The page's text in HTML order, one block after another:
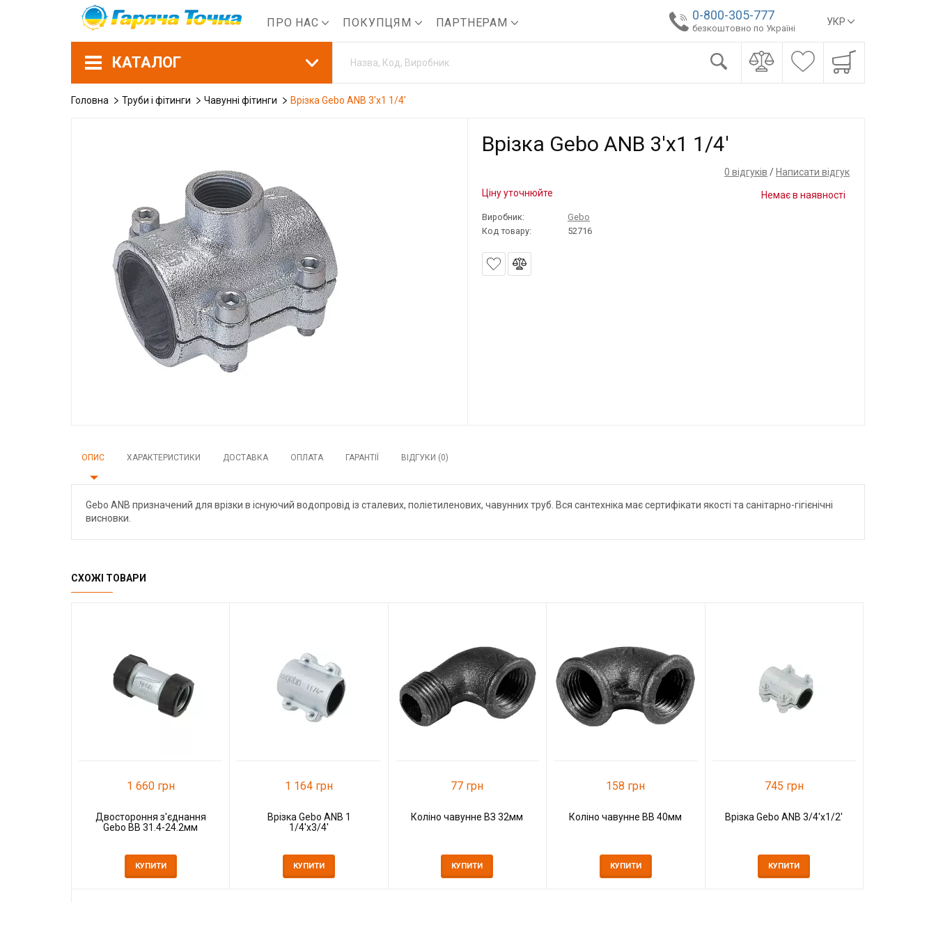
ПРО НАС ПОКУПЦЯМ ПАРТНЕРАМ УКР
0-800-305-777
безкоштовно по Україні
КАТАЛОГ
Головна Труби і фітинги Чавунні фітинги Врізка Gebo ANB 3'x1 1/4'
Врізка Gebo ANB 3'x1 1/4'
0 відгуків / Написати відгук
Ціну уточнюйте
Немає в наявності
Виробник:
Gebo
Код товару:
52716
ОПИС ХАРАКТЕРИСТИКИ ДОСТАВКА ОПЛАТА ГАРАНТІЇ ВІДГУКИ (0)
Gebo ANB призначений для врізки в існуючий водопровід із сталевих, поліетиленових, чавунних труб. Вся сантехніка має сертифікати якості та санітарно-гігієнічні
висновки.
СХОЖІ ТОВАРИ
1 660 грн
Двостороння з'єднання
Gebo ВВ 31.4-24.2мм
КУПИТИ
1 164 грн
Врізка Gebo ANB 1
1/4'x3/4'
КУПИТИ
77 грн
Коліно чавунне ВЗ 32мм
КУПИТИ
158 грн
Коліно чавунне ВВ 40мм
КУПИТИ
745 грн
Врізка Gebo ANB 3/4'x1/2'
КУПИТИ